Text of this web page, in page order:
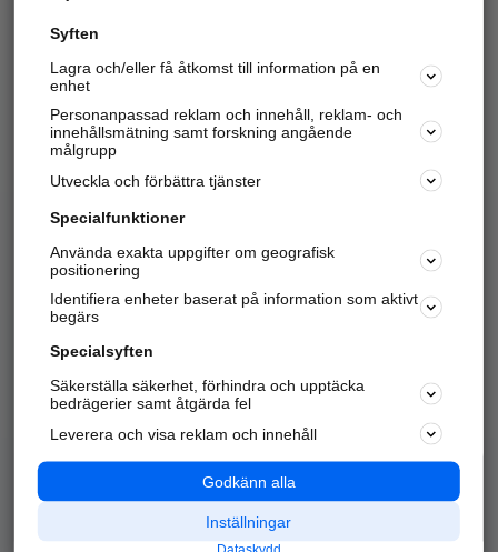
Hitta.se - Gratis nummerupplysning.
Sök företag, personer och platser.
Hitta telefonnummer, adresser, företagsinfo mm.
Marknadsför företaget
Kom igång och annonsera mot
samarbetspartners nära dig.
Alla kategorier
Populära sökningar
API & Kartor
Annonsera
Integritet
Nödnummer
Syften
Lagra och/eller få åtkomst till information på en
enhet
Personanpassad reklam och innehåll, reklam- och
innehållsmätning samt forskning angående
målgrupp
Utveckla och förbättra tjänster
Specialfunktioner
Använda exakta uppgifter om geografisk
positionering
Identifiera enheter baserat på information som aktivt
begärs
Specialsyften
Säkerställa säkerhet, förhindra och upptäcka
bedrägerier samt åtgärda fel
Leverera och visa reklam och innehåll
Godkänn alla
Inställningar
Dataskydd